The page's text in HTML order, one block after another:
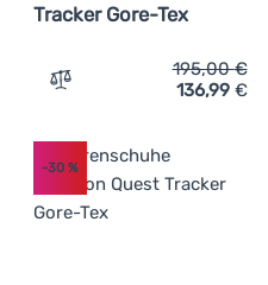
Tracker Gore-Tex
Zum Vergleich
195,00€
136,99 €
-30 %